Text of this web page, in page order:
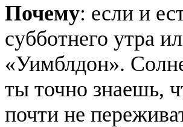
Почему: если и
субботнего утра
«Уимблдон».
ты точно знаешь,
почти не